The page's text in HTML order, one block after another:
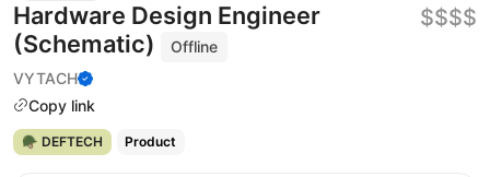
Hardware Design Engineer
(Schematic)
Offline
VYTACH
Copy link
$$$$
🪖 DEFTECH Product